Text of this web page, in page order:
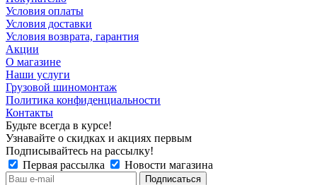
Условия оплаты
Условия доставки
Условия возврата, гарантия
Акции
О магазине
Наши услуги
Грузовой шиномонтаж
Политика конфиденциальности
Контакты
Будьте всегда в курсе!
Узнавайте о скидках и акциях первым
Подписывайтесь на рассылку!
Первая рассылка
Новости магазина